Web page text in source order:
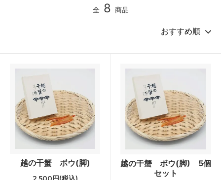
全 8 商品
越の干蟹 ボウ(脚)
越の干蟹 ボウ(脚) 5個
セット